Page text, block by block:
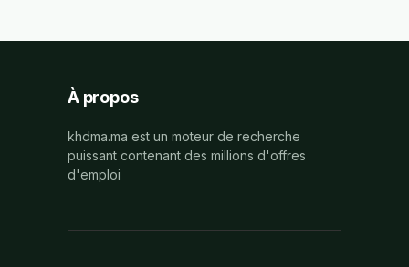
À propos
khdma.ma est un moteur de recherche
puissant contenant des millions d'offres
d'emploi